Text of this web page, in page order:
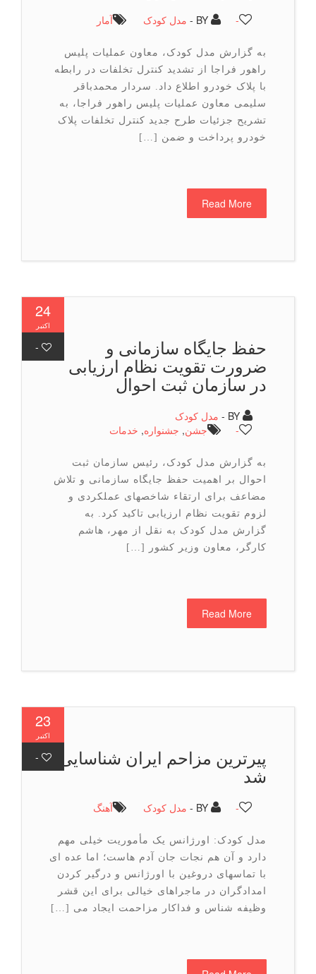
BY - مدل کودک آمار
به گزارش مدل کودک، معاون عملیات پلیس
راهور فراجا از تشدید کنترل تخلفات در رابطه
با پلاک خودرو اطلاع داد. سردار محمدباقر
سلیمی معاون عملیات پلیس راهور فراجا، به
تشریح جزئیات طرح جدید کنترل تخلفات پلاک
خودرو پرداخت و ضمن […]
Read More
حفظ جایگاه سازمانی و
ضرورت تقویت نظام ارزیابی
در سازمان ثبت احوال
مدل کودک
جشن,جشنواره ,خدمات
به گزارش مدل کودک، رئیس سازمان ثبت
احوال بر اهمیت حفظ جایگاه سازمانی و تلاش
مضاعف برای ارتقاء شاخصهای عملکردی و
لزوم تقویت نظام ارزیابی تاکید کرد. به
گزارش مدل کودک به نقل از مهر، هاشم
کارگر، معاون وزیر کشور […]
Read More
-
پیرترین مزاحم ایران شناسایی
BY - مدل کودک آهنگ
مدل کودک: اورژانس یک مأموریت خیلی مهم
دارد و آن هم نجات جان آدم هاست؛ اما عده ای
با تماسهای دروغین با اورژانس و درگیر کردن
امدادگران در ماجراهای خیالی برای این قشر
وظیفه شناس و فداکار مزاحمت ایجاد می […]